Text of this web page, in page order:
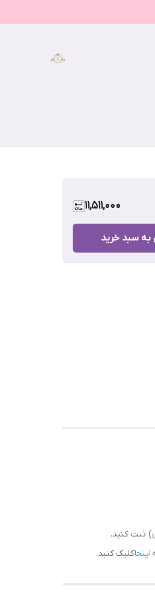
11,511,000
به سبد خرید
ثبت کنید.
اینجاکلیک کنید.